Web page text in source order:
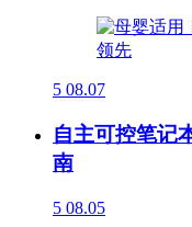
5 08.07
自主可控笔记
南
5 08.05